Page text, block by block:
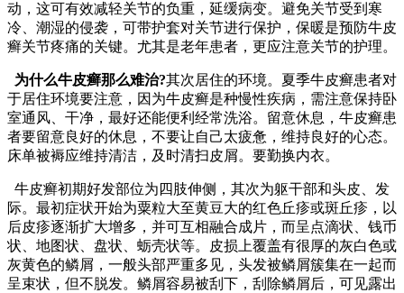
动，这可有效减轻关节的负重，延缓病变。避免关节受到寒
冷、潮湿的侵袭，可带护套对关节进行保护，保暖是预防牛皮
癣关节疼痛的关键。尤其是老年患者，更应注意关节的护理。
为什么牛皮癣那么难治?其次居住的环境。夏季牛皮癣患者对
于居住环境要注意，因为牛皮癣是种慢性疾病，需注意保持卧
室通风、干净，最好还能便利经常洗浴。留意休息，牛皮癣患
者要留意良好的休息，不要让自己太疲惫，维持良好的心态。
床单被褥应维持清洁，及时清扫皮屑。要勤换内衣。
牛皮癣初期好发部位为四肢伸侧，其次为躯干部和头皮、发
际。最初症状开始为粟粒大至黄豆大的红色丘疹或斑丘疹，以
后皮疹逐渐扩大增多，并可互相融合成片，而呈点滴状、钱币
状、地图状、盘状、蛎壳状等。皮损上覆盖有很厚的灰白色或
灰黄色的鳞屑，一般头部严重多见，头发被鳞屑簇集在一起而
呈束状，但不脱发。鳞屑容易被刮下，刮除鳞屑后，可见露出